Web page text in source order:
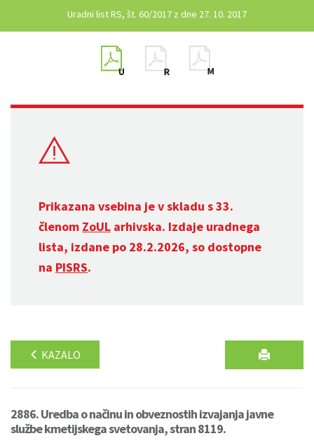
Uradni list RS, št. 60/2017 z dne 27. 10. 2017
Prikazana vsebina je v skladu s 33.
členom ZoUL arhivska. Izdaje uradnega
lista, izdane po 28.2.2026, so dostopne
na PISRS.
KAZALO
2886. Uredba o načinu in obveznostih izvajanja javne
službe kmetijskega svetovanja, stran 8119.